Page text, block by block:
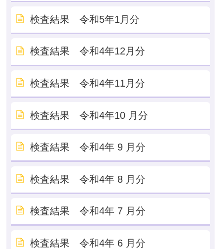
検査結果 令和5年1月分
検査結果 令和4年12月分
検査結果 令和4年11月分
検査結果 令和4年10 月分
検査結果 令和4年 9 月分
検査結果 令和4年 8 月分
検査結果 令和4年 7 月分
検査結果 令和4年 6 月分